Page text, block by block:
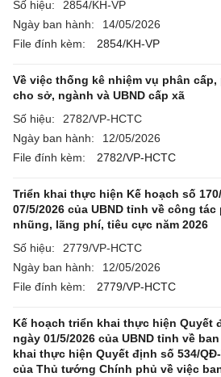
Số hiệu:
2854/KH-VP
Ngày ban hành:
14/05/2026
File đính kèm:
2854/KH-VP
Về việc thống kê nhiệm vụ phân
cho sở, ngành và UBND cấp xã
Số hiệu:
2782/VP-HCTC
Ngày ban hành:
12/05/2026
File đính kèm:
2782/VP-HCTC
Triển khai thực hiện Kế hoạch số
07/5/2026 của UBND tỉnh về công
nhũng, lãng phí, tiêu cực năm 2026
Số hiệu:
2779/VP-HCTC
Ngày ban hành:
12/05/2026
File đính kèm:
2779/VP-HCTC
Kế hoạch triển khai thực hiện Quyết
ngày 01/5/2026 của UBND tỉnh về
khai thực hiện Quyết định số 534/
của Thủ tướng Chính phủ về việc